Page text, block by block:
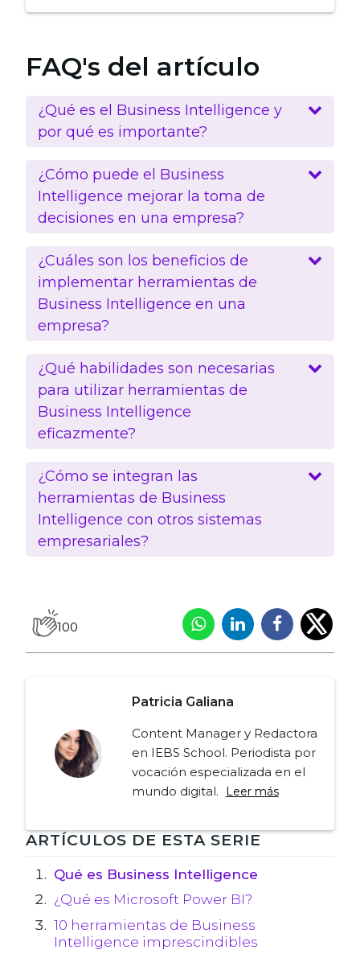
FAQ's del artículo
¿Qué es el Business Intelligence y
por qué es importante?
¿Cómo puede el Business
Intelligence mejorar la toma de
decisiones en una empresa?
¿Cuáles son los beneficios de
implementar herramientas de
Business Intelligence en una
empresa?
¿Qué habilidades son necesarias
para utilizar herramientas de
Business Intelligence
eficazmente?
¿Cómo se integran las
herramientas de Business
Intelligence con otros sistemas
empresariales?
100
Patricia Galiana
Content Manager y Redactora
en IEBS School. Periodista por
vocación especializada en el
mundo digital.
Leer más
Navegación
de
entradas
ARTÍCULOS DE ESTA SERIE
Qué es Business Intelligence
¿Qué es Microsoft Power BI?
10 herramientas de Business
Intelligence imprescindibles